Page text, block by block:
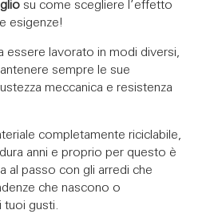
su come scegliere l’effetto
esigenze!
essere lavorato in modi diversi,
sempre le sue
meccanica e resistenza
completamente riciclabile,
anni e proprio per questo è
al passo con gli arredi che
che nascono o
tuoi gusti.